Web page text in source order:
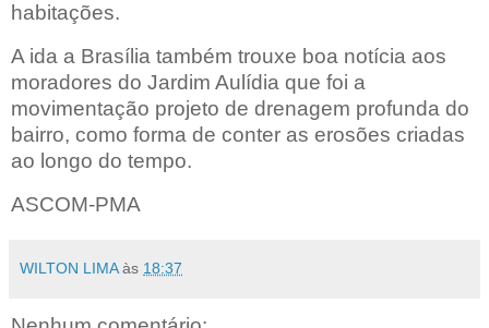
habitações.
A ida a Brasília também trouxe boa notícia aos
moradores do Jardim Aulídia que foi a
movimentação projeto de drenagem profunda do
bairro, como forma de conter as erosões criadas
ao longo do tempo.
ASCOM-PMA
WILTON LIMA às 18:37